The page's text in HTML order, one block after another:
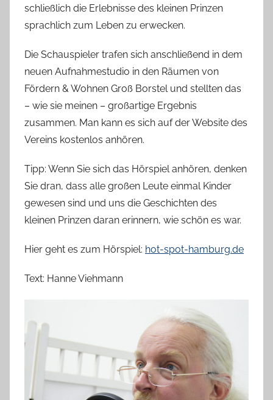
schließlich die Erlebnisse des kleinen Prinzen
sprachlich zum Leben zu erwecken.
Die Schauspieler trafen sich anschließend in dem
neuen Aufnahmestudio in den Räumen von
Fördern & Wohnen Groß Borstel und stellten das
– wie sie meinen – großartige Ergebnis
zusammen. Man kann es sich auf der Website des
Vereins kostenlos anhören.
Tipp: Wenn Sie sich das Hörspiel anhören, denken
Sie dran, dass alle großen Leute einmal Kinder
gewesen sind und uns die Geschichten des
kleinen Prinzen daran erinnern, wie schön es war.
Hier geht es zum Hörspiel: hot-spot-hamburg.de
Text: Hanne Viehmann